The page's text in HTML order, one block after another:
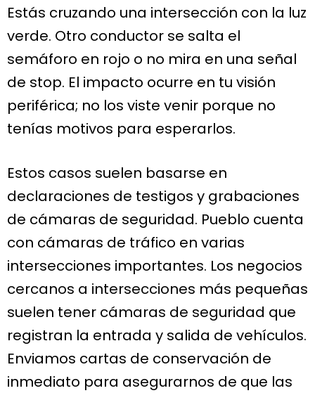
Estás cruzando una intersección con la luz
verde. Otro conductor se salta el
semáforo en rojo o no mira en una señal
de stop. El impacto ocurre en tu visión
periférica; no los viste venir porque no
tenías motivos para esperarlos.
Estos casos suelen basarse en
declaraciones de testigos y grabaciones
de cámaras de seguridad. Pueblo cuenta
con cámaras de tráfico en varias
intersecciones importantes. Los negocios
cercanos a intersecciones más pequeñas
suelen tener cámaras de seguridad que
registran la entrada y salida de vehículos.
Enviamos cartas de conservación de
inmediato para asegurarnos de que las